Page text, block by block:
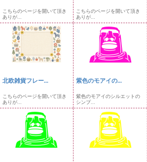
こちらのページを開いて頂き
ありが...
こちらのページを開いて頂き
ありが...
北欧雑貨フレー...
こちらのページを開いて頂き
ありが...
紫色のモアイの...
紫色のモアイのシルエットの
シンプ...